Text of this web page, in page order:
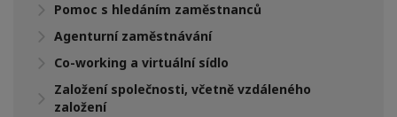
Pomoc s hledáním zaměstnanců
Agenturní zaměstnávání
Co-working a virtuální sídlo
Založení společnosti, včetně vzdáleného
založení